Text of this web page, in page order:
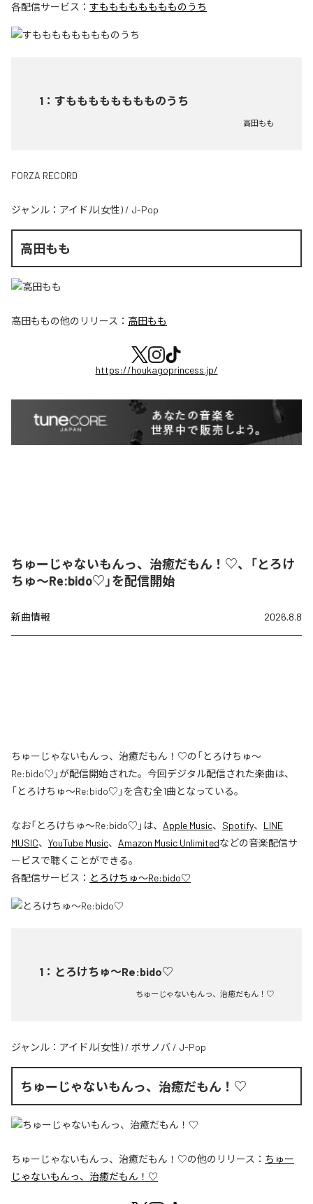
各配信サービス： すもももももももものうち
1 ： すもももももももものうち
高田もも
FORZA RECORD
ジャンル： アイドル(女性) / J-Pop
高田もも
高田ももの他のリリース： 高田もも
https://houkagoprincess.jp/
ちゅーじゃないもんっ、治癒だもん！♡、「とろけ
ちゅ〜Re:bido♡」を配信開始
新曲情報 2026.8.8
ちゅーじゃないもんっ、治癒だもん！♡の「とろけちゅ〜
Re:bido♡」が配信開始された。今回デジタル配信された楽曲は、
「とろけちゅ〜Re:bido♡」を含む全1曲となっている。
なお「とろけちゅ〜Re:bido♡ 」は、 Apple Music、 Spotify、 LINE
MUSIC、 YouTube Music、 Amazon Music Unlimitedなどの音楽配信サ
ービスで聴くことができる。
各配信サービス： とろけちゅ〜Re:bido♡
1 ： とろけちゅ〜Re:bido♡
ちゅーじゃないもんっ、治癒だもん！♡
ジャンル： アイドル(女性) / ボサノバ / J-Pop
ちゅーじゃないもんっ、治癒だもん！♡
ちゅーじゃないもんっ、治癒だもん！♡の他のリリース： ちゅー
じゃないもんっ、治癒だもん！♡